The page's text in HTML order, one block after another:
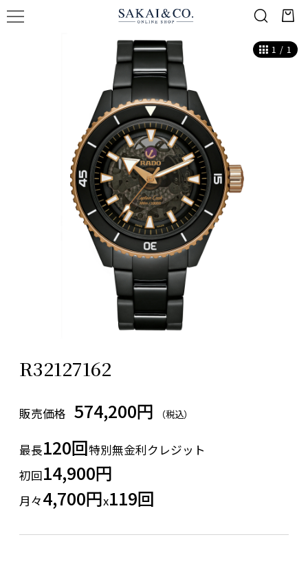
1 / 1
R32127162
販売価格 574,200円 （税込）
最長120回特別無金利クレジット
初回14,900円
月々4,700円x119回